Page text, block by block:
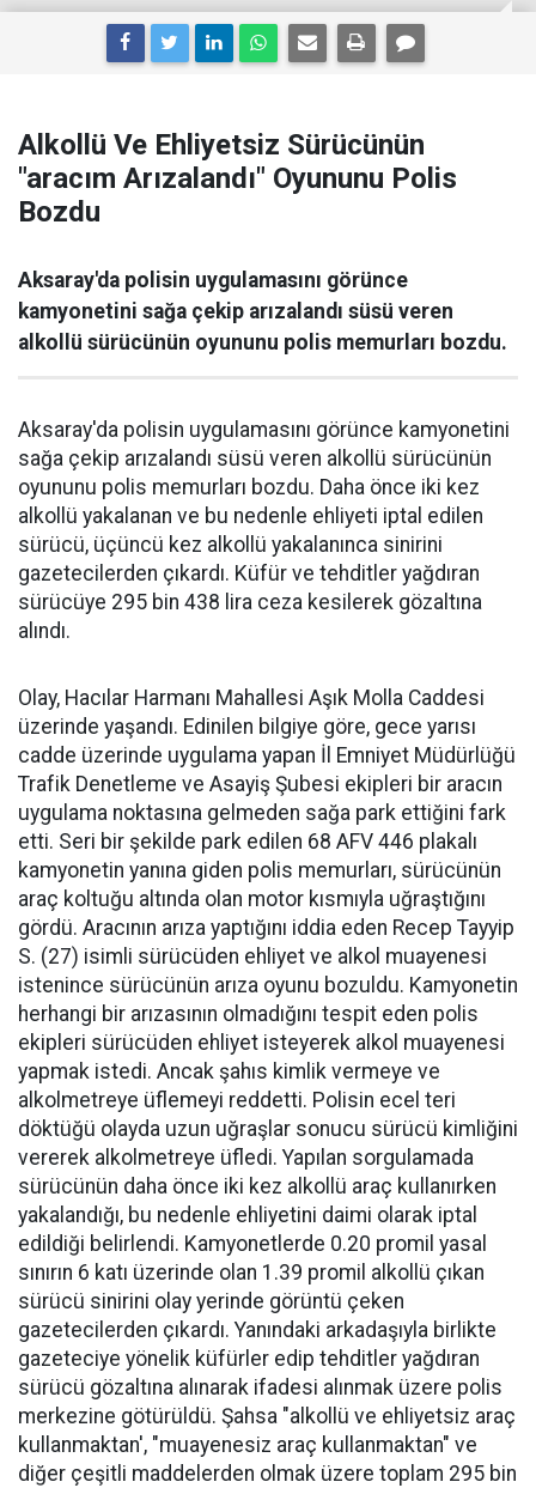
Alkollü Ve Ehliyetsiz Sürücünün
"aracım Arızalandı" Oyununu Polis
Bozdu
Aksaray'da polisin uygulamasını görünce
kamyonetini sağa çekip arızalandı süsü veren
alkollü sürücünün oyununu polis memurları bozdu.
Aksaray'da polisin uygulamasını görünce kamyonetini
sağa çekip arızalandı süsü veren alkollü sürücünün
oyununu polis memurları bozdu. Daha önce iki kez
alkollü yakalanan ve bu nedenle ehliyeti iptal edilen
sürücü, üçüncü kez alkollü yakalanınca sinirini
gazetecilerden çıkardı. Küfür ve tehditler yağdıran
sürücüye 295 bin 438 lira ceza kesilerek gözaltına
alındı.
Olay, Hacılar Harmanı Mahallesi Aşık Molla Caddesi
üzerinde yaşandı. Edinilen bilgiye göre, gece yarısı
cadde üzerinde uygulama yapan İl Emniyet Müdürlüğü
Trafik Denetleme ve Asayiş Şubesi ekipleri bir aracın
uygulama noktasına gelmeden sağa park ettiğini fark
etti. Seri bir şekilde park edilen 68 AFV 446 plakalı
kamyonetin yanına giden polis memurları, sürücünün
araç koltuğu altında olan motor kısmıyla uğraştığını
gördü. Aracının arıza yaptığını iddia eden Recep Tayyip
S. (27) isimli sürücüden ehliyet ve alkol muayenesi
istenince sürücünün arıza oyunu bozuldu. Kamyonetin
herhangi bir arızasının olmadığını tespit eden polis
ekipleri sürücüden ehliyet isteyerek alkol muayenesi
yapmak istedi. Ancak şahıs kimlik vermeye ve
alkolmetreye üflemeyi reddetti. Polisin ecel teri
döktüğü olayda uzun uğraşlar sonucu sürücü kimliğini
vererek alkolmetreye üfledi. Yapılan sorgulamada
sürücünün daha önce iki kez alkollü araç kullanırken
yakalandığı, bu nedenle ehliyetini daimi olarak iptal
edildiği belirlendi. Kamyonetlerde 0.20 promil yasal
sınırın 6 katı üzerinde olan 1.39 promil alkollü çıkan
sürücü sinirini olay yerinde görüntü çeken
gazetecilerden çıkardı. Yanındaki arkadaşıyla birlikte
gazeteciye yönelik küfürler edip tehditler yağdıran
sürücü gözaltına alınarak ifadesi alınmak üzere polis
merkezine götürüldü. Şahsa "alkollü ve ehliyetsiz araç
kullanmaktan', "muayenesiz araç kullanmaktan" ve
diğer çeşitli maddelerden olmak üzere toplam 295 bin